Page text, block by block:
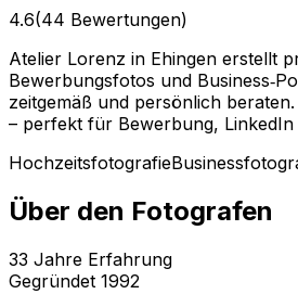
4.6(44 Bewertungen)
Atelier Lorenz in Ehingen erstellt
Bewerbungsfotos und
zeitgemäß und persönlich
– perfekt für Bewerbung, LinkedIn
Hochzeitsfotografie
Über den Fotografen
33 Jahre Erfahrung
Gegründet 1992